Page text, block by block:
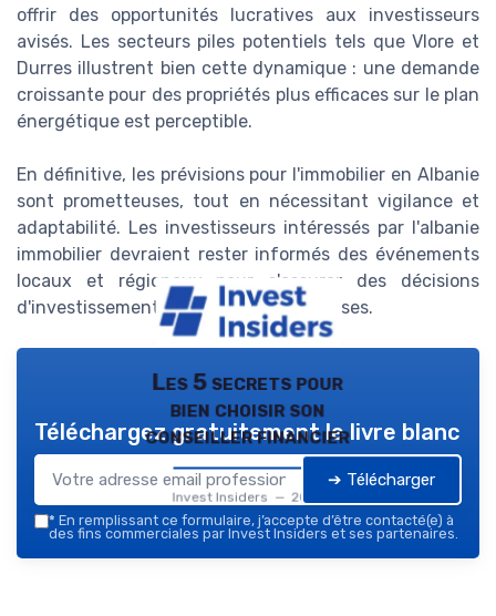
offrir des opportunités lucratives aux investisseurs
avisés. Les secteurs piles potentiels tels que Vlore et
Durres illustrent bien cette dynamique : une demande
croissante pour des propriétés plus efficaces sur le plan
énergétique est perceptible.
En définitive, les prévisions pour l'immobilier en Albanie
sont prometteuses, tout en nécessitant vigilance et
adaptabilité. Les investisseurs intéressés par l'albanie
immobilier devraient rester informés des événements
locaux et régionaux pour s'assurer des décisions
d'investissement éclairées et fructueuses.
Les 5 secrets pour
bien choisir son
conseiller financier
Invest Insiders — 2026
Téléchargez gratuitement le livre blanc
➔ Télécharger
* En remplissant ce formulaire, j’accepte d’être contacté(e) à
des fins commerciales par Invest Insiders et ses partenaires.